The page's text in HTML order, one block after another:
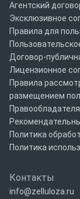
Агентский
Эксклюзивное
Правила для
Договор-
Лицензионное
Правила
размещением
Политика
Политика
Контакты
info@zelluloza.ru